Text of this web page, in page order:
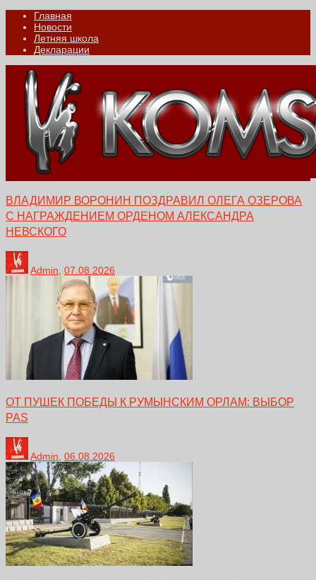
Главная
Новости
Летняя школа
Декларации
ВЛАДИМИР ВОРОНИН ПОЗДРАВИЛ ОЛЕГА ОЗЕРОВА
С НАГРАЖДЕНИЕМ ОРДЕНОМ АЛЕКСАНДРА
НЕВСКОГО
Admin 07.08.2026
ОТ ПУШЕК ПОБЕДЫ К РУМЫНСКИМ ОРЛАМ: ВЫБОР
PAS
Admin 06.08.2026